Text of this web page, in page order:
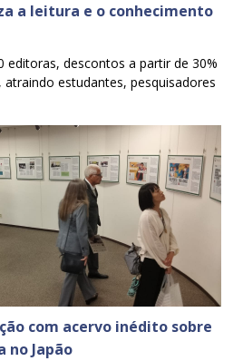
a leitura e o conhecimento
editoras, descontos a partir de 30%
estudantes, pesquisadores
com acervo inédito sobre
no Japão